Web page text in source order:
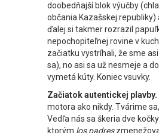
doobedňajší blok výučby
občania Kazašskej republiky)
ďalej si takmer rozrazil
nepochopiteľnej rovine v
začiatku vystríhali, že sme
sa), no asi sa už nesmeje a
vymetá kúty. Koniec vsuvky.
Začiatok autentickej plavby.
motora ako nikdy. Tvárime
Vedľa nás sa škeria dve
ktorým los padres